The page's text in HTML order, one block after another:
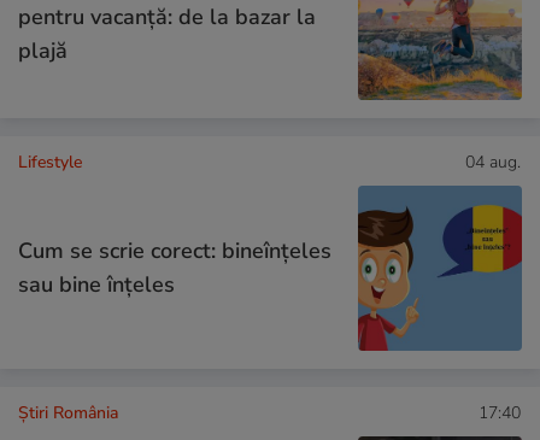
pentru vacanță: de la bazar la
plajă
Lifestyle 04 aug.
Cum se scrie corect: bineînțeles
sau bine înțeles
Știri România 17:40